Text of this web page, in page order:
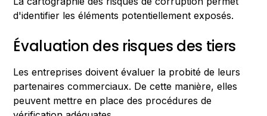
d'identifier les éléments potentiellement exposés.
Évaluation des risques des tiers
Les entreprises doivent évaluer la probité de leurs
partenaires commerciaux. De cette manière, elles
peuvent mettre en place des procédures de